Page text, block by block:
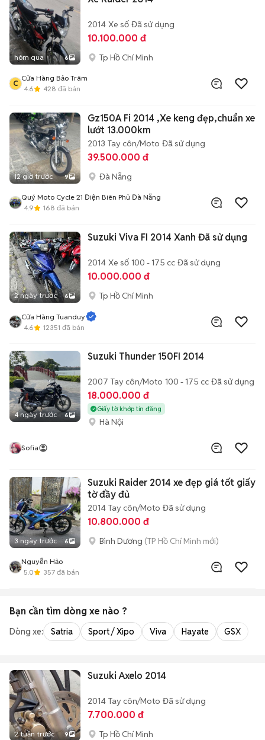
hôm qua 6
2014 Xe số Đã sử dụng
10.100.000 đ
Tp Hồ Chí Minh
C
Cửa Hàng Bảo Trâm
4.6
428 đã bán
12 giờ trước 9
Gz150A Fi 2014 ,Xe keng đẹp,chuẩn xe
lướt 13.000km
2013 Tay côn/Moto Đã sử dụng
39.500.000 đ
Đà Nẵng
Quý Moto Cycle 21 Điện Biên Phủ Đà Nẵng
4.9
168 đã bán
2 ngày trước 6
Suzuki Viva FI 2014 Xanh Đã sử dụng
2014 Xe số 100 - 175 cc Đã sử dụng
10.000.000 đ
Tp Hồ Chí Minh
Cửa Hàng Tuanduy
4.6
12351 đã bán
4 ngày trước 6
Suzuki Thunder 150FI 2014
2007 Tay côn/Moto 100 - 175 cc Đã sử dụng
18.000.000 đ
Giấy tờ khớp tin đăng
Hà Nội
Sofia
3 ngày trước 6
Suzuki Raider 2014 xe đẹp giá tốt giấy
tờ đầy đủ
2014 Tay côn/Moto Đã sử dụng
10.800.000 đ
Bình Dương (TP Hồ Chí Minh mới)
Nguyễn Hảo
5.0
357 đã bán
Bạn cần tìm dòng xe nào ?
Dòng xe: Satria Sport / Xipo Viva Hayate GSX
2 tuần trước 9
Suzuki Axelo 2014
2014 Tay côn/Moto Đã sử dụng
7.700.000 đ
Tp Hồ Chí Minh